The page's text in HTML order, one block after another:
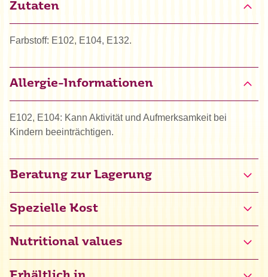
Zutaten
Farbstoff: E102, E104, E132.
Allergie-Informationen
E102, E104: Kann Aktivität und Aufmerksamkeit bei
Kindern beeinträchtigen.
Beratung zur Lagerung
Spezielle Kost
Halal
Nutritional values